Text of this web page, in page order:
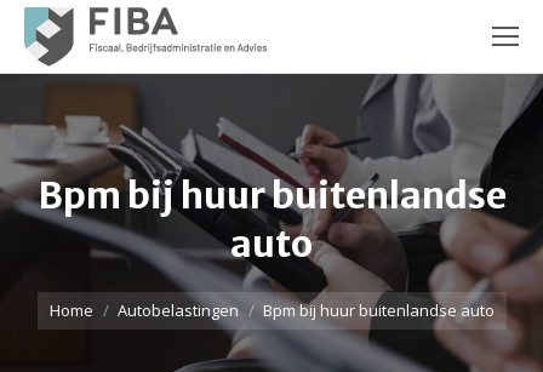
Bpm bij huur buitenlandse
auto
Je bent hier:
Home Autobelastingen Bpm bij huur buitenlandse auto